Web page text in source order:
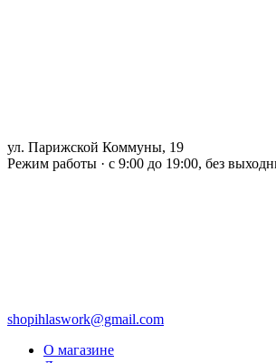
ул. Парижской Коммуны, 19
Режим работы · с 9:00 до 19:00, без
shopihlaswork@gmail.com
О магазине